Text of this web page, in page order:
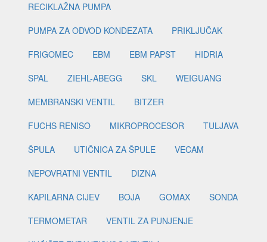
RECIKLAŽNA PUMPA
PUMPA ZA ODVOD KONDEZATA
PRIKLJUČAK
FRIGOMEC
EBM EBM PAPST
HIDRIA
SPAL
ZIEHL-ABEGG SKL
WEIGUANG
MEMBRANSKI VENTIL
BITZER
FUCHS RENISO
MIKROPROCESOR
TULJAVA
ŠPULA
UTIČNICA ZA ŠPULE
VECAM
NEPOVRATNI VENTIL
DIZNA
KAPILARNA CIJEV
BOJA GOMAX
SONDA
TERMOMETAR
VENTIL ZA PUNJENJE